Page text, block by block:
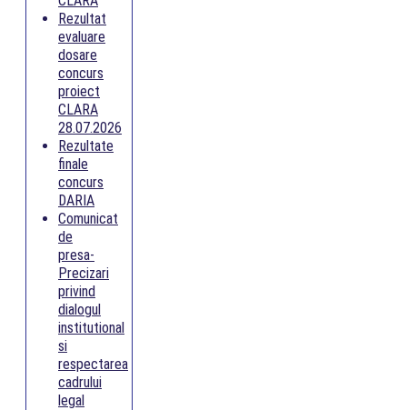
Rezultat
evaluare
dosare
concurs
proiect
CLARA
28.07.2026
Rezultate
finale
concurs
DARIA
Comunicat
de
presa-
Precizari
privind
dialogul
institutional
si
respectarea
cadrului
legal